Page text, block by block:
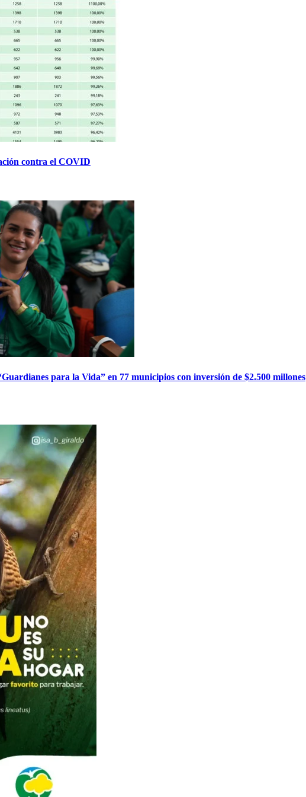
contra el COVID
para la Vida” en 77 municipios con inversión de $2.500 millones